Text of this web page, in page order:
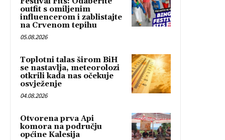
outfit s omiljenim
influencerom i zablistajte
na Crvenom tepihu
05.08.2026
Toplotni talas širom BiH
se nastavlja, meteorolozi
otkrili kada nas očekuje
osvježenje
04.08.2026
Otvorena prva Api
komora na području
općine Kalesija